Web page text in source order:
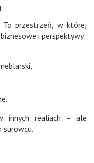
To przestrzeń, w której
i perspektywy:
innych realiach – ale
surowcu.